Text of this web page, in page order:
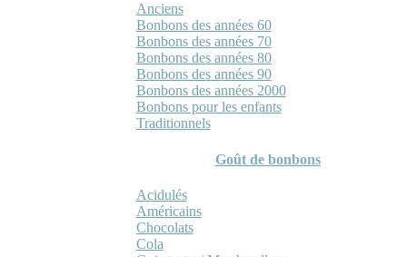
Anciens
Bonbons des années 60
Bonbons des années 70
Bonbons des années 80
Bonbons des années 90
Bonbons des années 2000
Bonbons pour les enfants
Traditionnels
Goût de bonbons
Acidulés
Américains
Chocolats
Cola